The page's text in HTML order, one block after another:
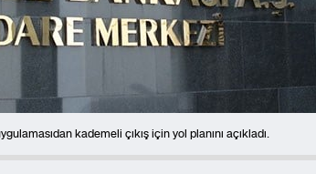
kademeli çıkış için yol planını açıkladı.